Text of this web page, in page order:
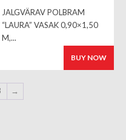
JALGVÄRAV POLBRAM
“LAURA” VASAK 0,90×1,50
M,...
BUY NOW
→